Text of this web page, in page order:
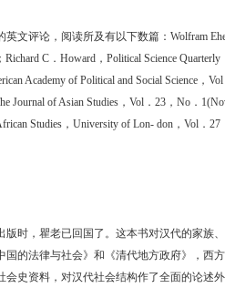
评论，阅读所及有以下数篇：Wolfram
C．Howard，Political Science
Academy of Political and Social Science，
Journal of Asian Studies，Vol．23，No．
Studies，University of Lon- don，Vol．
时，瞿老已回国了。这本书对汉代的家族
国的法律与社会》和《清代地方政府》，西
会史资料，对汉代社会结构作了全面的论述